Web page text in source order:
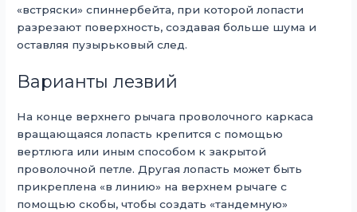
«встряски» спиннербейта, при которой лопасти
разрезают поверхность, создавая больше шума и
оставляя пузырьковый след.
Варианты лезвий
На конце верхнего рычага проволочного каркаса
вращающаяся лопасть крепится с помощью
вертлюга или иным способом к закрытой
проволочной петле. Другая лопасть может быть
прикреплена «в линию» на верхнем рычаге с
помощью скобы, чтобы создать «тандемную»